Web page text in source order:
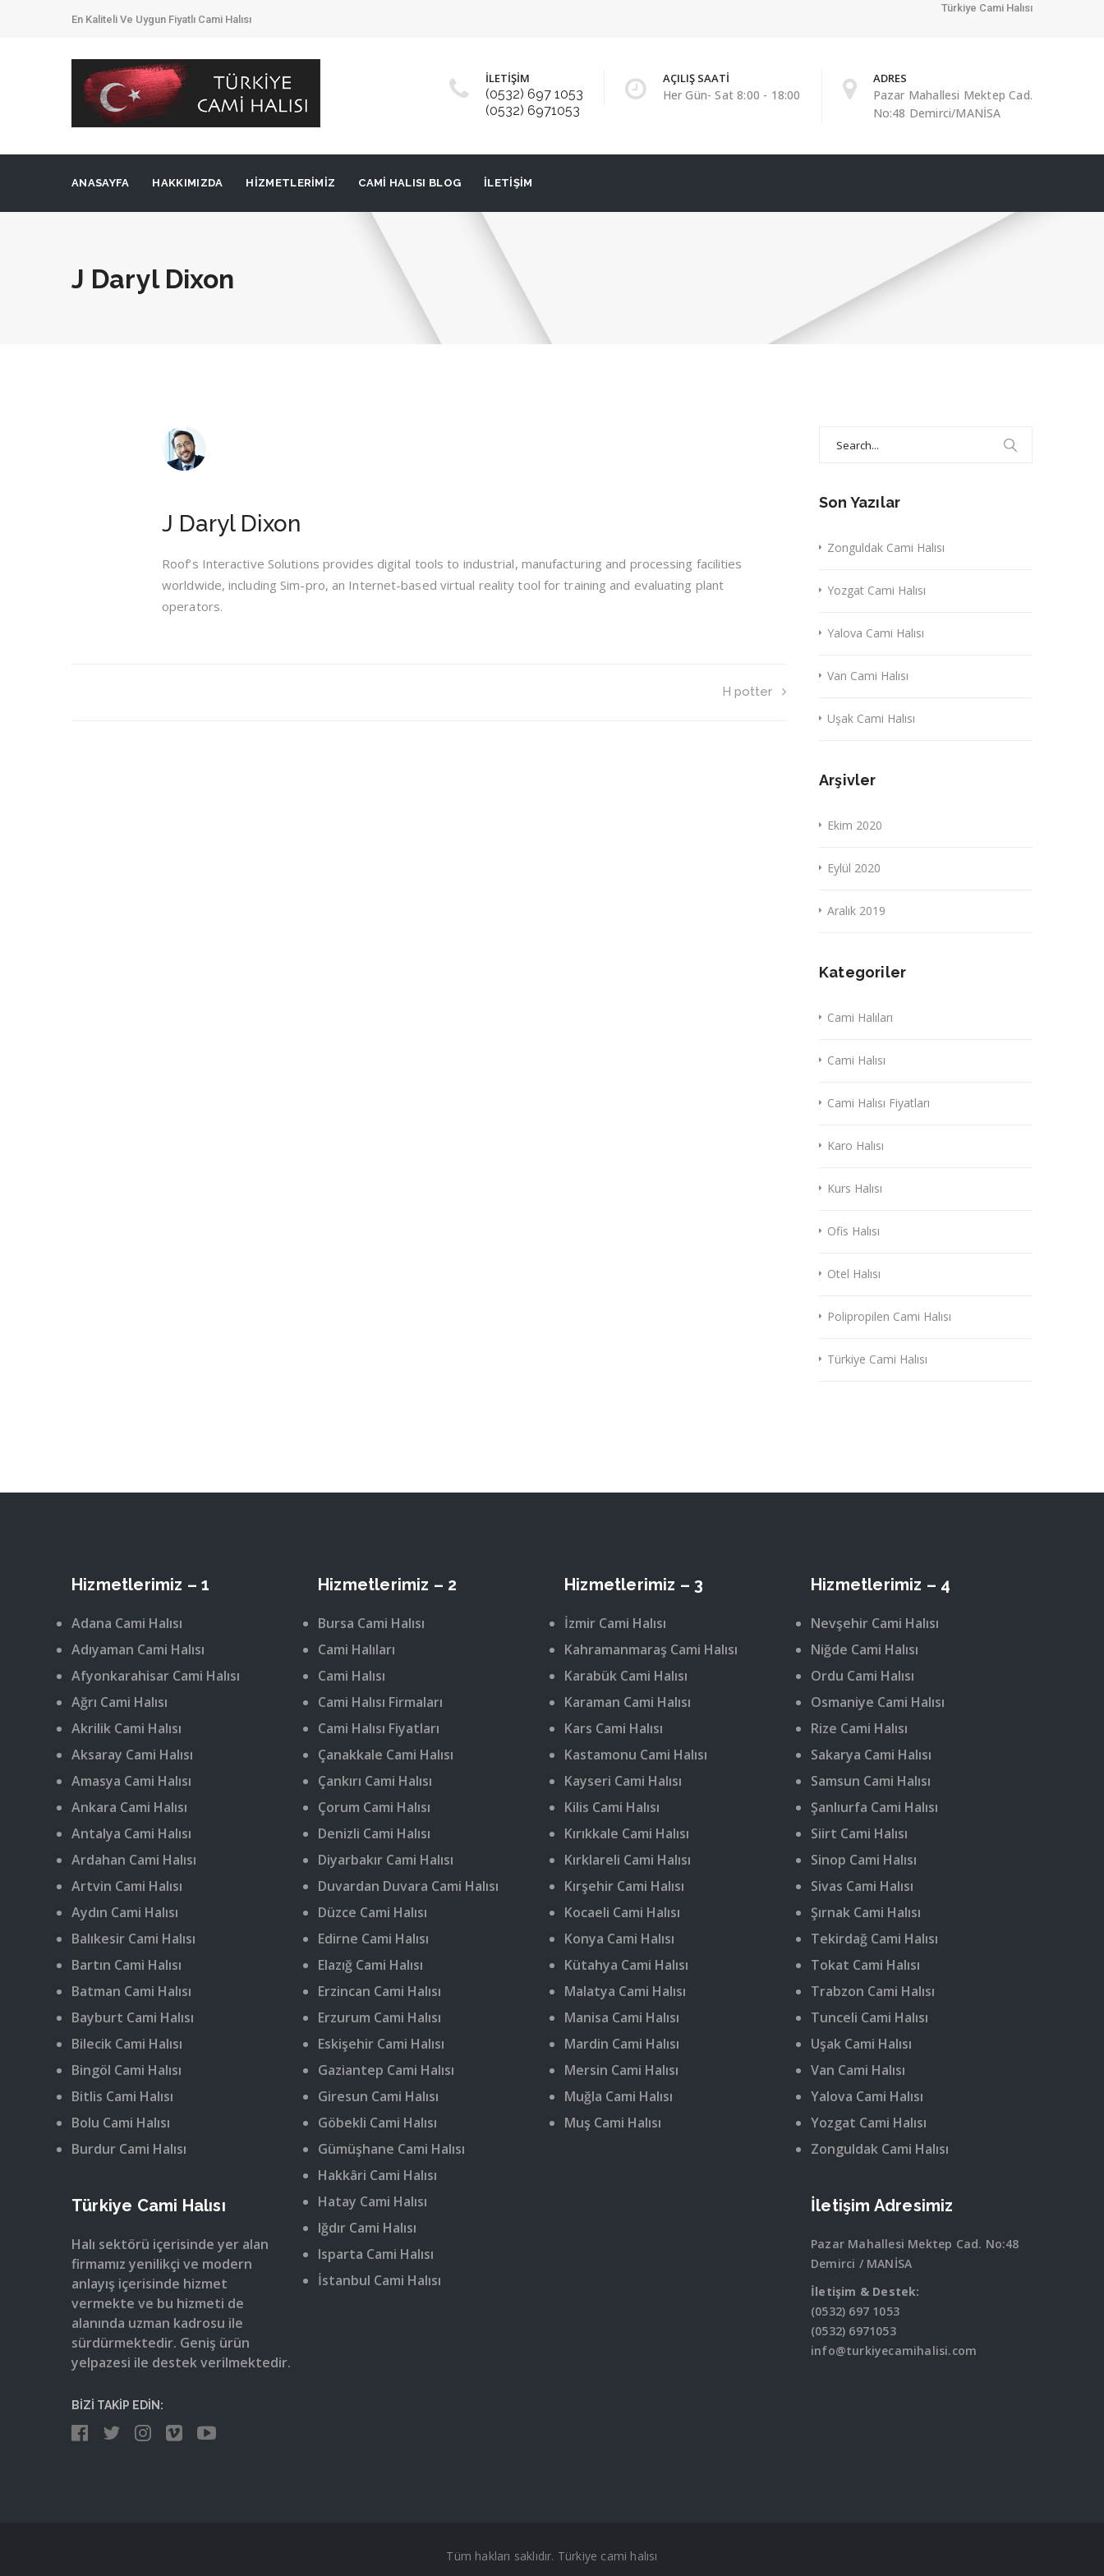
En Kaliteli Ve Uygun Fiyatlı Cami Halısı
Türkiye Cami Halısı
İLETİŞİM
(0532) 697 1053
(0532) 6971053
AÇILIŞ SAATİ
Her Gün- Sat 8:00 - 18:00
ADRES
Pazar Mahallesi Mektep Cad.
No:48 Demirci/MANİSA
ANASAYFA HAKKIMIZDA HIZMETLERIMIZ CAMI HALISI BLOG İLETIŞIM
J Daryl Dixon
J Daryl Dixon
Roof’s Interactive Solutions provides digital tools to industrial, manufacturing and processing facilities
worldwide, including Sim-pro, an Internet-based virtual reality tool for training and evaluating plant
operators.
H potter
Son Yazılar
Zonguldak Cami Halısı
Yozgat Cami Halısı
Yalova Cami Halısı
Van Cami Halısı
Uşak Cami Halısı
Arşivler
Ekim 2020
Eylül 2020
Aralık 2019
Kategoriler
Cami Halıları
Cami Halısı
Cami Halısı Fiyatları
Karo Halısı
Kurs Halısı
Ofis Halısı
Otel Halısı
Polipropilen Cami Halısı
Türkiye Cami Halısı
Hizmetlerimiz – 1
Adana Cami Halısı
Adıyaman Cami Halısı
Afyonkarahisar Cami Halısı
Ağrı Cami Halısı
Akrilik Cami Halısı
Aksaray Cami Halısı
Amasya Cami Halısı
Ankara Cami Halısı
Antalya Cami Halısı
Ardahan Cami Halısı
Artvin Cami Halısı
Aydın Cami Halısı
Balıkesir Cami Halısı
Bartın Cami Halısı
Batman Cami Halısı
Bayburt Cami Halısı
Bilecik Cami Halısı
Bingöl Cami Halısı
Bitlis Cami Halısı
Bolu Cami Halısı
Burdur Cami Halısı
Türkiye Cami Halısı
Halı sektörü içerisinde yer alan
firmamız yenilikçi ve modern
anlayış içerisinde hizmet
vermekte ve bu hizmeti de
alanında uzman kadrosu ile
sürdürmektedir. Geniş ürün
yelpazesi ile destek verilmektedir.
BİZİ TAKİP EDİN:
Hizmetlerimiz – 2
Bursa Cami Halısı
Cami Halıları
Cami Halısı
Cami Halısı Firmaları
Cami Halısı Fiyatları
Çanakkale Cami Halısı
Çankırı Cami Halısı
Çorum Cami Halısı
Denizli Cami Halısı
Diyarbakır Cami Halısı
Duvardan Duvara Cami Halısı
Düzce Cami Halısı
Edirne Cami Halısı
Elazığ Cami Halısı
Erzincan Cami Halısı
Erzurum Cami Halısı
Eskişehir Cami Halısı
Gaziantep Cami Halısı
Giresun Cami Halısı
Göbekli Cami Halısı
Gümüşhane Cami Halısı
Hakkâri Cami Halısı
Hatay Cami Halısı
Iğdır Cami Halısı
Isparta Cami Halısı
İstanbul Cami Halısı
Hizmetlerimiz – 3
İzmir Cami Halısı
Kahramanmaraş Cami Halısı
Karabük Cami Halısı
Karaman Cami Halısı
Kars Cami Halısı
Kastamonu Cami Halısı
Kayseri Cami Halısı
Kilis Cami Halısı
Kırıkkale Cami Halısı
Kırklareli Cami Halısı
Kırşehir Cami Halısı
Kocaeli Cami Halısı
Konya Cami Halısı
Kütahya Cami Halısı
Malatya Cami Halısı
Manisa Cami Halısı
Mardin Cami Halısı
Mersin Cami Halısı
Muğla Cami Halısı
Muş Cami Halısı
Hizmetlerimiz – 4
Nevşehir Cami Halısı
Niğde Cami Halısı
Ordu Cami Halısı
Osmaniye Cami Halısı
Rize Cami Halısı
Sakarya Cami Halısı
Samsun Cami Halısı
Şanlıurfa Cami Halısı
Siirt Cami Halısı
Sinop Cami Halısı
Sivas Cami Halısı
Şırnak Cami Halısı
Tekirdağ Cami Halısı
Tokat Cami Halısı
Trabzon Cami Halısı
Tunceli Cami Halısı
Uşak Cami Halısı
Van Cami Halısı
Yalova Cami Halısı
Yozgat Cami Halısı
Zonguldak Cami Halısı
İletişim Adresimiz
Pazar Mahallesi Mektep Cad. No:48
Demirci / MANİSA
İletişim & Destek:
(0532) 697 1053
(0532) 6971053
info@turkiyecamihalisi.com
Tüm hakları saklıdır. Türkiye cami halısı